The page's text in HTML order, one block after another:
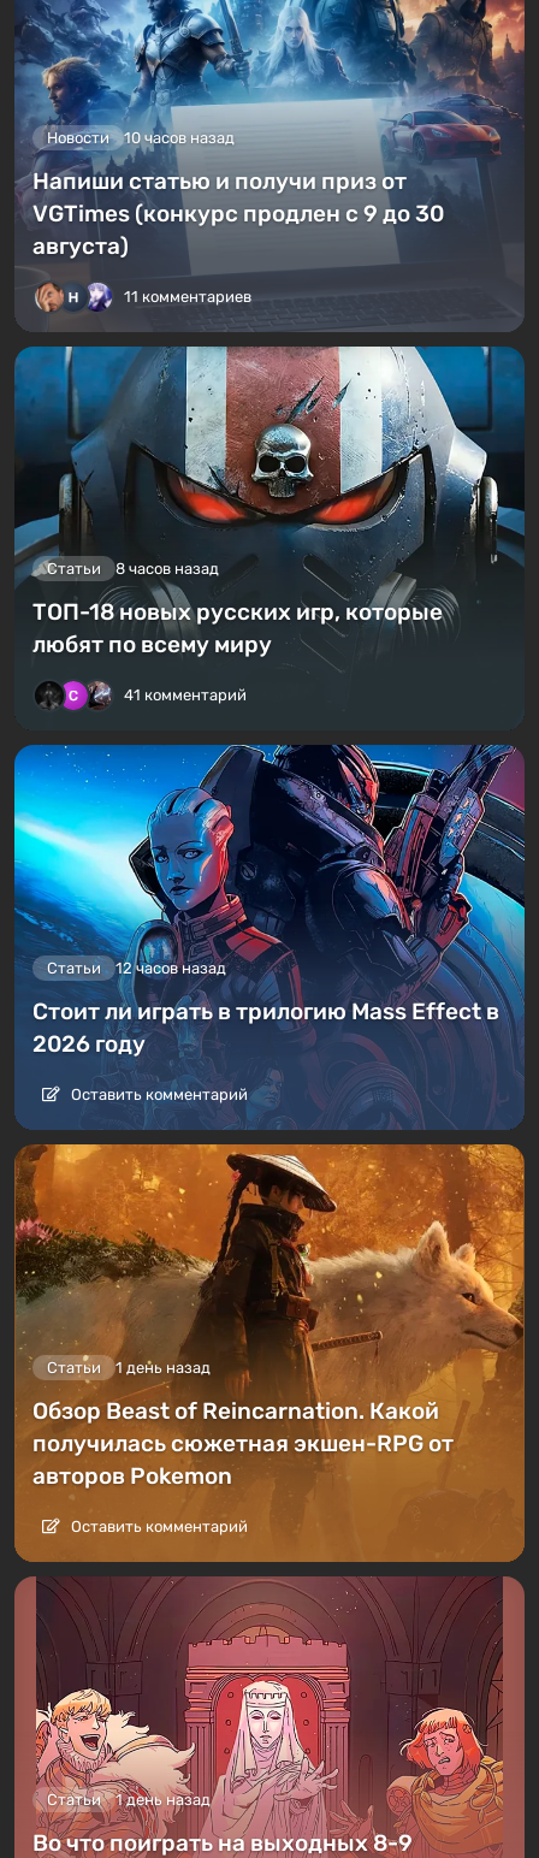
Новости 10 часов назад
Напиши статью и получи приз от
VGTimes (конкурс продлен с 9 до 30
августа)
11 комментариев
Статьи 8 часов назад
ТОП-18 новых русских игр, которые
любят по всему миру
41 комментарий
Статьи 12 часов назад
Стоит ли играть в трилогию Mass Effect в
2026 году
Оставить комментарий
Статьи 1 день назад
Обзор Beast of Reincarnation. Какой
получилась сюжетная экшен-RPG от
авторов Pokemon
Оставить комментарий
Статьи 1 день назад
Во что поиграть на выходных 8-9